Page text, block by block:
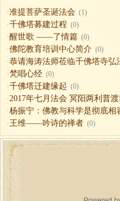
·准提菩萨圣诞法会 (1)
·千佛塔募建过程 (0)
·醒世歌 ——了情篇 (0)
·佛陀教育培训中心简介 (0)
·恭请海涛法师莅临千佛塔寺弘
·梵唱心经 (0)
·千佛塔迁建缘起 (0)
·2017年七月法会 冥阳两利普
·杨振宁：佛教与科学是彻底相
·王维——吟诗的禅者 (0)